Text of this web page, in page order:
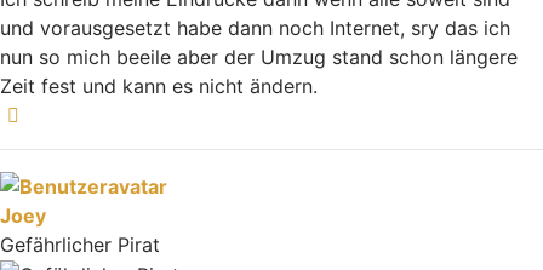
und vorausgesetzt habe dann noch Internet, sry das ich
nun so mich beeile aber der Umzug stand schon längere
Zeit fest und kann es nicht ändern.
Joey
Gefährlicher Pirat